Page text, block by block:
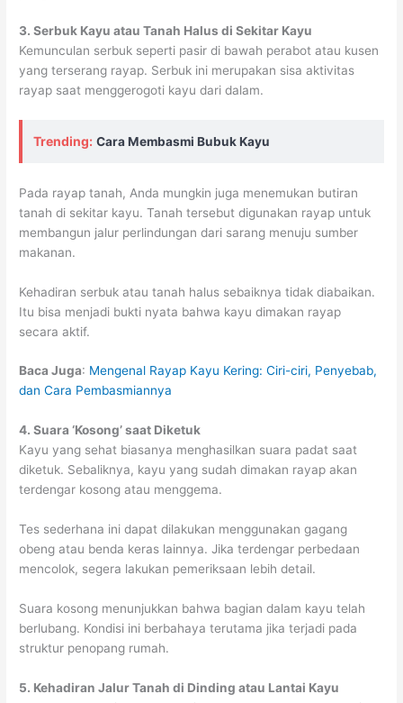
3. Serbuk Kayu atau Tanah Halus di Sekitar Kayu
Kemunculan serbuk seperti pasir di bawah perabot atau kusen
yang terserang rayap. Serbuk ini merupakan sisa aktivitas
rayap saat menggerogoti kayu dari dalam.
Trending: Cara Membasmi Bubuk Kayu
Pada rayap tanah, Anda mungkin juga menemukan butiran
tanah di sekitar kayu. Tanah tersebut digunakan rayap untuk
membangun jalur perlindungan dari sarang menuju sumber
makanan.
Kehadiran serbuk atau tanah halus sebaiknya tidak diabaikan.
Itu bisa menjadi bukti nyata bahwa kayu dimakan rayap
secara aktif.
Baca Juga: Mengenal Rayap Kayu Kering: Ciri-ciri, Penyebab,
dan Cara Pembasmiannya
4. Suara ‘Kosong’ saat Diketuk
Kayu yang sehat biasanya menghasilkan suara padat saat
diketuk. Sebaliknya, kayu yang sudah dimakan rayap akan
terdengar kosong atau menggema.
Tes sederhana ini dapat dilakukan menggunakan gagang
obeng atau benda keras lainnya. Jika terdengar perbedaan
mencolok, segera lakukan pemeriksaan lebih detail.
Suara kosong menunjukkan bahwa bagian dalam kayu telah
berlubang. Kondisi ini berbahaya terutama jika terjadi pada
struktur penopang rumah.
5. Kehadiran Jalur Tanah di Dinding atau Lantai Kayu